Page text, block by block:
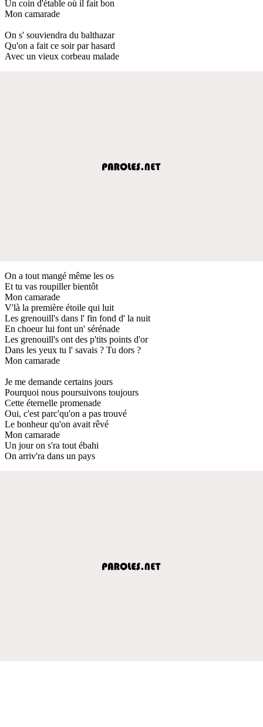
Un coin d'étable où il fait bon
Mon camarade
On s' souviendra du balthazar
Qu'on a fait ce soir par hasard
Avec un vieux corbeau malade
On a tout mangé même les os
Et tu vas roupiller bientôt
Mon camarade
V'là la première étoile qui luit
Les grenouill's dans l' fin fond d' la nuit
En choeur lui font un' sérénade
Les grenouill's ont des p'tits points d'or
Dans les yeux tu l' savais ? Tu dors ?
Mon camarade
Je me demande certains jours
Pourquoi nous poursuivons toujours
Cette éternelle promenade
Oui, c'est parc'qu'on a pas trouvé
Le bonheur qu'on avait rêvé
Mon camarade
Un jour on s'ra tout ébahi
On arriv'ra dans un pays